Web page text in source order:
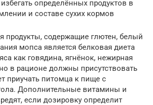
определённых продуктов в
и составе сухих кормов
продукты, содержащие глютен, белый
мопса является белковая диета
как говядина, ягнёнок, нежирная
в рационе должны присутствовать
приучать питомца к пище с
Дополнительные витамины и
если дозировку определит